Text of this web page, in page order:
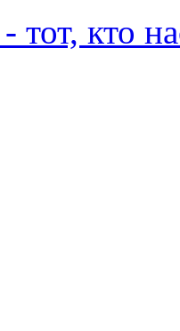
кто